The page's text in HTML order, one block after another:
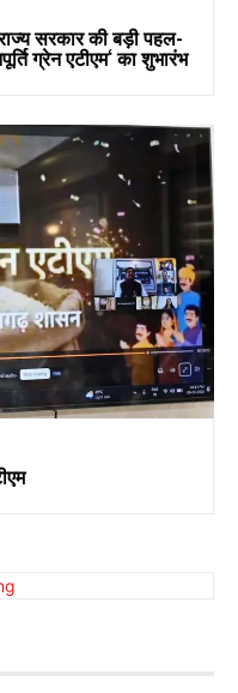
सरकार की बड़ी पहल-
ग्रेन एटीएम‘ का शुभारंभ